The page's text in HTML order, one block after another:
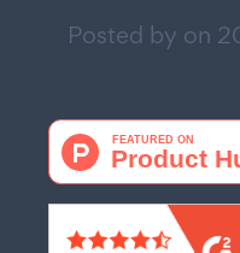
Posted by on